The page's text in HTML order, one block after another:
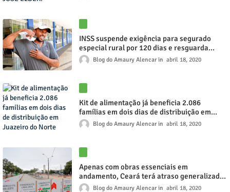
INSS suspende exigência para segurado
especial rural por 120 dias e resguarda
direito dos beneficiários durante a pandemia
Blog do Amaury Alencar abril 18, 2020
Kit de alimentação já beneficia 2.086
famílias em dois dias de distribuição em
Juazeiro do Norte
Blog do Amaury Alencar abril 18, 2020
Apenas com obras essenciais em
andamento, Ceará terá atraso generalizado
após a crise
Blog do Amaury Alencar abril 18, 2020